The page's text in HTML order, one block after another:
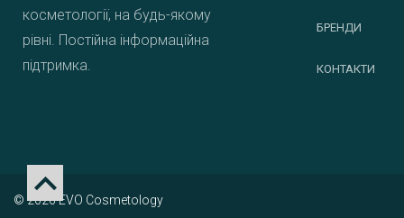
косметології, на будь-якому
рівні. Постійна інформаційна
підтримка.
БРЕНДИ
КОНТАКТИ
© 2026 EVO Cosmetology